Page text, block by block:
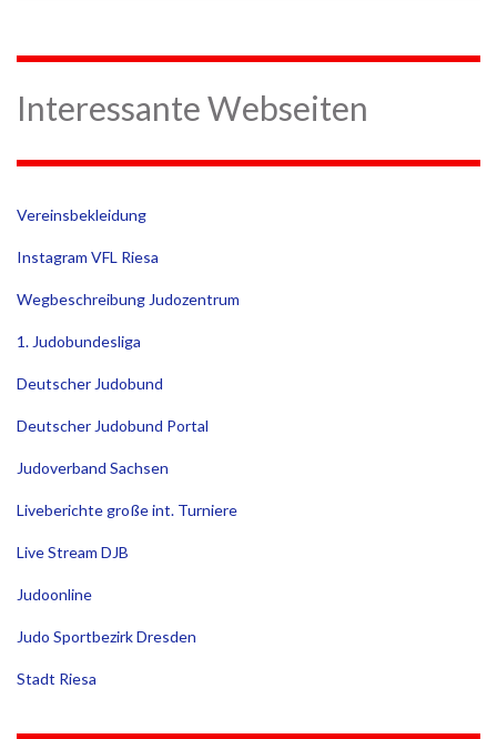
Interessante Webseiten
Vereinsbekleidung
Instagram VFL Riesa
Wegbeschreibung Judozentrum
1. Judobundesliga
Deutscher Judobund
Deutscher Judobund Portal
Judoverband Sachsen
Liveberichte große int. Turniere
Live Stream DJB
Judoonline
Judo Sportbezirk Dresden
Stadt Riesa